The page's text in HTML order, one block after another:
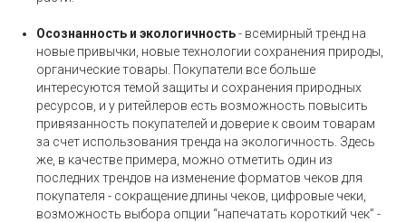
Осознанность и экологичность- всемирный тренд на
новые привычки, новые технологии сохранения природы,
органические товары. Покупатели все больше
интересуются темой защиты и сохранения природных
ресурсов, и у ритейлеров есть возможность повысить
привязанность покупателей и доверие к своим товарам
за счет использования тренда на экологичность. Здесь
же, в качестве примера, можно отметить один из
последних трендов на изменение форматов чеков для
покупателя - сокращение длины чеков, цифровые чеки,
возможность выбора опции “напечатать короткий чек” -